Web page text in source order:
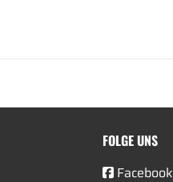
FOLGE UNS
Facebook